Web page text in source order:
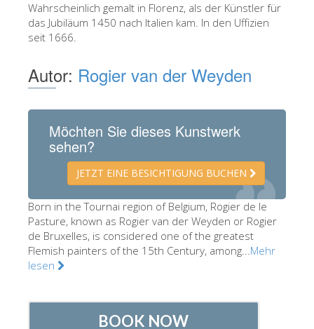
Jetzt buchen
Die Säle
Die Künstler
Neuen Säle
Andere Museen
Bargello Museum
Galleria Accademia
Palatina Galerie
Archäologisches Museum
Wahrscheinlich gemalt in Florenz, als der Künstler für
das Jubiläum 1450 nach Italien kam. In den Uffizien
seit 1666.
Autor: Rogier van der Weyden
Möchten Sie dieses Kunstwerk
sehen?
JETZT EINE BESICHTIGUNG BUCHEN
Born in the Tournai region of Belgium, Rogier de le
Pasture, known as Rogier van der Weyden or Rogier
de Bruxelles, is considered one of the greatest
Flemish painters of the 15th Century, among...Mehr
lesen